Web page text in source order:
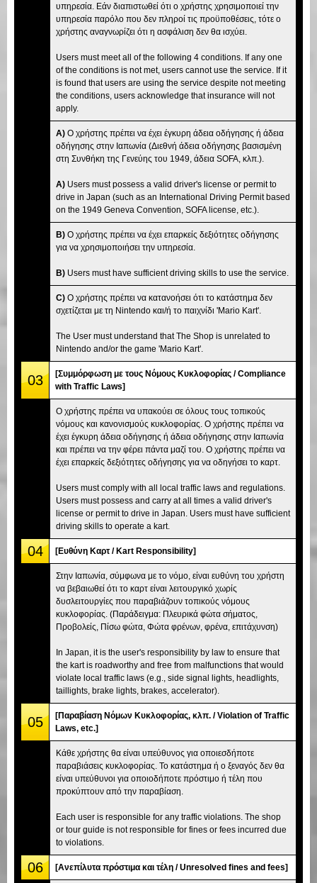
υπηρεσία. Εάν διαπιστωθεί ότι ο χρήστης χρησιμοποιεί την
υπηρεσία παρόλο που δεν πληροί τις προϋποθέσεις, τότε ο
χρήστης αναγνωρίζει ότι η ασφάλιση δεν θα ισχύει.
Users must meet all of the following 4 conditions. If any one
of the conditions is not met, users cannot use the service. If it
is found that users are using the service despite not meeting
the conditions, users acknowledge that insurance will not
apply.
A) Ο χρήστης πρέπει να έχει έγκυρη άδεια οδήγησης ή άδεια
οδήγησης στην Ιαπωνία (Διεθνή άδεια οδήγησης βασισμένη
στη Συνθήκη της Γενεύης του 1949, άδεια SOFA, κλπ.).
A) Users must possess a valid driver's license or permit to
drive in Japan (such as an International Driving Permit based
on the 1949 Geneva Convention, SOFA license, etc.).
B) Ο χρήστης πρέπει να έχει επαρκείς δεξιότητες οδήγησης
για να χρησιμοποιήσει την υπηρεσία.
B) Users must have sufficient driving skills to use the service.
C) Ο χρήστης πρέπει να κατανοήσει ότι το κατάστημα δεν
σχετίζεται με τη Nintendo και/ή το παιχνίδι 'Mario Kart'.
The User must understand that The Shop is unrelated to
Nintendo and/or the game 'Mario Kart'.
03
[Συμμόρφωση με τους Νόμους Κυκλοφορίας / Compliance
with Traffic Laws]
Ο χρήστης πρέπει να υπακούει σε όλους τους τοπικούς
νόμους και κανονισμούς κυκλοφορίας. Ο χρήστης πρέπει να
έχει έγκυρη άδεια οδήγησης ή άδεια οδήγησης στην Ιαπωνία
και πρέπει να την φέρει πάντα μαζί του. Ο χρήστης πρέπει να
έχει επαρκείς δεξιότητες οδήγησης για να οδηγήσει το καρτ.
Users must comply with all local traffic laws and regulations.
Users must possess and carry at all times a valid driver's
license or permit to drive in Japan. Users must have sufficient
driving skills to operate a kart.
04 [Ευθύνη Καρτ / Kart Responsibility]
Στην Ιαπωνία, σύμφωνα με το νόμο, είναι ευθύνη του χρήστη
να βεβαιωθεί ότι το καρτ είναι λειτουργικό χωρίς
δυσλειτουργίες που παραβιάζουν τοπικούς νόμους
κυκλοφορίας. (Παράδειγμα: Πλευρικά φώτα σήματος,
Προβολείς, Πίσω φώτα, Φώτα φρένων, φρένα, επιτάχυνση)
In Japan, it is the user's responsibility by law to ensure that
the kart is roadworthy and free from malfunctions that would
violate local traffic laws (e.g., side signal lights, headlights,
taillights, brake lights, brakes, accelerator).
05
[Παραβίαση Νόμων Κυκλοφορίας, κλπ. / Violation of Traffic
Laws, etc.]
Κάθε χρήστης θα είναι υπεύθυνος για οποιεσδήποτε
παραβιάσεις κυκλοφορίας. Το κατάστημα ή ο ξεναγός δεν θα
είναι υπεύθυνοι για οποιοδήποτε πρόστιμο ή τέλη που
προκύπτουν από την παραβίαση.
Each user is responsible for any traffic violations. The shop
or tour guide is not responsible for fines or fees incurred due
to violations.
06 [Ανεπίλυτα πρόστιμα και τέλη / Unresolved fines and fees]